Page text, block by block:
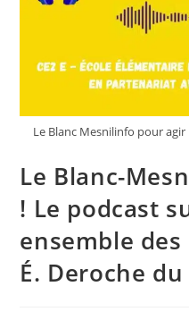
Le Blanc Mesnilinfo pour
Le Blanc-
! Le podcast
ensemble des
É. Deroche